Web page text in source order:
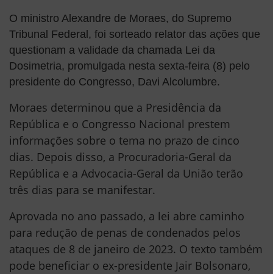
O ministro Alexandre de Moraes, do Supremo
Tribunal Federal, foi sorteado relator das ações que
questionam a validade da chamada Lei da
Dosimetria, promulgada nesta sexta-feira (8) pelo
presidente do Congresso, Davi Alcolumbre.
Moraes determinou que a Presidência da
República e o Congresso Nacional prestem
informações sobre o tema no prazo de cinco
dias. Depois disso, a Procuradoria-Geral da
República e a Advocacia-Geral da União terão
três dias para se manifestar.
Aprovada no ano passado, a lei abre caminho
para redução de penas de condenados pelos
ataques de 8 de janeiro de 2023. O texto também
pode beneficiar o ex-presidente Jair Bolsonaro,